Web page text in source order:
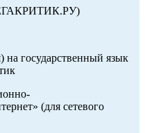
на государственный язык
(для сетевого